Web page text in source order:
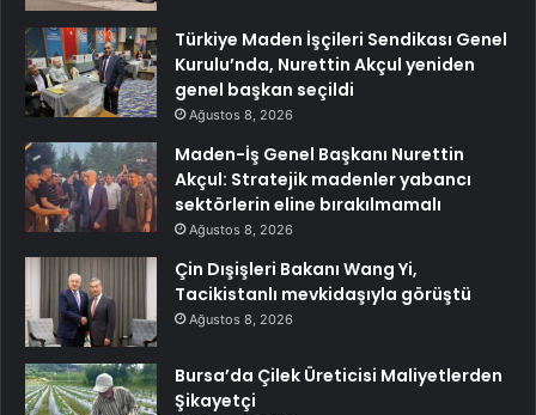
Türkiye Maden İşçileri Sendikası Genel
Kurulu’nda, Nurettin Akçul yeniden
genel başkan seçildi
Ağustos 8, 2026
Maden-İş Genel Başkanı Nurettin
Akçul: Stratejik madenler yabancı
sektörlerin eline bırakılmamalı
Ağustos 8, 2026
Çin Dışişleri Bakanı Wang Yi,
Tacikistanlı mevkidaşıyla görüştü
Ağustos 8, 2026
Bursa’da Çilek Üreticisi Maliyetlerden
Şikayetçi